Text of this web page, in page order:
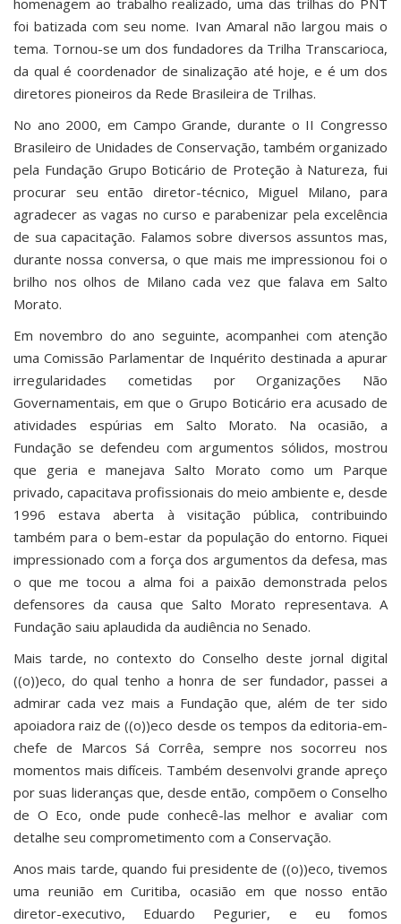
homenagem ao trabalho realizado, uma das trilhas do PNT
foi batizada com seu nome. Ivan Amaral não largou mais o
tema. Tornou-se um dos fundadores da Trilha Transcarioca,
da qual é coordenador de sinalização até hoje, e é um dos
diretores pioneiros da Rede Brasileira de Trilhas.
No ano 2000, em Campo Grande, durante o II Congresso
Brasileiro de Unidades de Conservação, também organizado
pela Fundação Grupo Boticário de Proteção à Natureza, fui
procurar seu então diretor-técnico, Miguel Milano, para
agradecer as vagas no curso e parabenizar pela excelência
de sua capacitação. Falamos sobre diversos assuntos mas,
durante nossa conversa, o que mais me impressionou foi o
brilho nos olhos de Milano cada vez que falava em Salto
Morato.
Em novembro do ano seguinte, acompanhei com atenção
uma Comissão Parlamentar de Inquérito destinada a apurar
irregularidades cometidas por Organizações Não
Governamentais, em que o Grupo Boticário era acusado de
atividades espúrias em Salto Morato. Na ocasião, a
Fundação se defendeu com argumentos sólidos, mostrou
que geria e manejava Salto Morato como um Parque
privado, capacitava profissionais do meio ambiente e, desde
1996 estava aberta à visitação pública, contribuindo
também para o bem-estar da população do entorno. Fiquei
impressionado com a força dos argumentos da defesa, mas
o que me tocou a alma foi a paixão demonstrada pelos
defensores da causa que Salto Morato representava. A
Fundação saiu aplaudida da audiência no Senado.
Mais tarde, no contexto do Conselho deste jornal digital
((o))eco, do qual tenho a honra de ser fundador, passei a
admirar cada vez mais a Fundação que, além de ter sido
apoiadora raiz de ((o))eco desde os tempos da editoria-em-
chefe de Marcos Sá Corrêa, sempre nos socorreu nos
momentos mais difíceis. Também desenvolvi grande apreço
por suas lideranças que, desde então, compõem o Conselho
de O Eco, onde pude conhecê-las melhor e avaliar com
detalhe seu comprometimento com a Conservação.
Anos mais tarde, quando fui presidente de ((o))eco, tivemos
uma reunião em Curitiba, ocasião em que nosso então
diretor-executivo, Eduardo Pegurier, e eu fomos